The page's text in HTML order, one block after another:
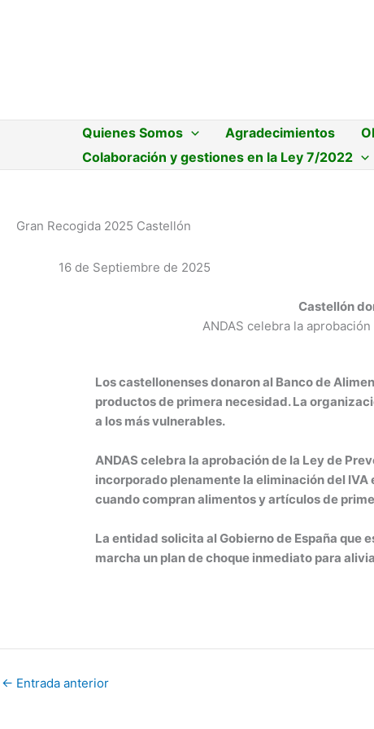
Quienes Somos Agradecimientos
Colaboración y gestiones en la Ley 7/2022
Gran Recogida 2025 Castellón
16 de Septiembre de 2025
Castellón
ANDAS celebra la
Los castellonenses donaron al Banco de
productos de primera necesidad. La
a los más vulnerables.
ANDAS celebra la aprobación de la Ley de
incorporado plenamente la eliminación del
cuando compran alimentos y artículos de
La entidad solicita al Gobierno de España que
marcha un plan de choque inmediato para
← Entrada anterior